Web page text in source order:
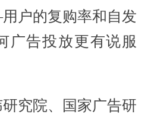
户的复购率和自发
广告投放更有说服
究院、国家广告研